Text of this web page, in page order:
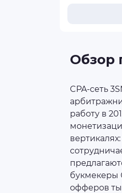
Обзор
CPA-сеть
работу в
букмекеры
офферов ты